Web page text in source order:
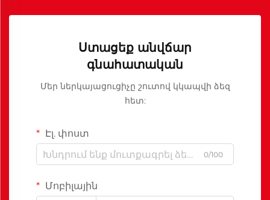
Ստացեք անվճար
գնահատական
Մեր ներկայացուցիչը շուտով կկապվի ձեզ
հետ:
Էլ. փոստ
0/100
Մոբիլային